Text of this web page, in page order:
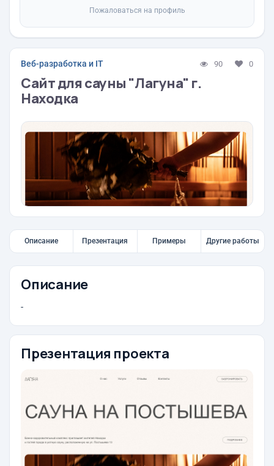
Пожаловаться на профиль
Веб-разработка и IT 90 0
Сайт для сауны "Лагуна" г.
Находка
Описание Презентация Примеры Другие работы
Описание
-
Презентация проекта